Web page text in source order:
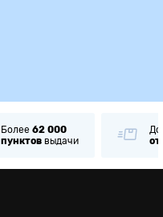
Более 62 000
пунктов выдачи